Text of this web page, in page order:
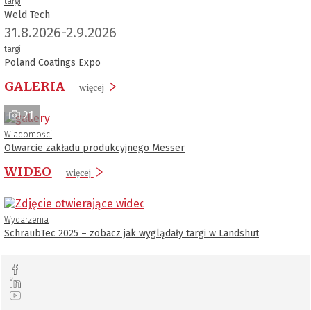
Weld Tech
31.8.2026-2.9.2026
targi
Poland Coatings Expo
GALERIA więcej
21
Wiadomości
Otwarcie zakładu produkcyjnego Messer
WIDEO więcej
Wydarzenia
SchraubTec 2025 – zobacz jak wyglądały targi w Landshut